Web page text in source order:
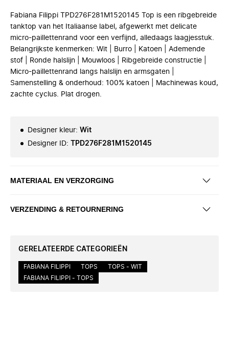
Fabiana Filippi TPD276F281M1520145 Top is een ribgebreide
tanktop van het Italiaanse label, afgewerkt met delicate
micro-paillettenrand voor een verfijnd, alledaags laagjesstuk.
Belangrijkste kenmerken: Wit | Burro | Katoen | Ademende
stof | Ronde halslijn | Mouwloos | Ribgebreide constructie |
Micro-paillettenrand langs halslijn en armsgaten |
Samenstelling & onderhoud: 100% katoen | Machinewas koud,
zachte cyclus. Plat drogen.
Designer kleur: Wit
Designer ID: TPD276F281M1520145
MATERIAAL EN VERZORGING
VERZENDING & RETOURNERING
GERELATEERDE CATEGORIEËN
FABIANA FILIPPI TOPS
TOPS - WIT
FABIANA FILIPPI - TOPS